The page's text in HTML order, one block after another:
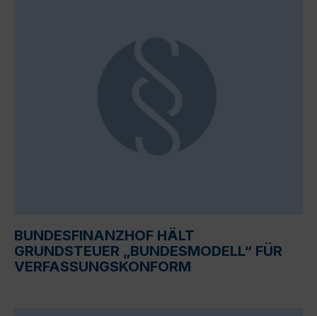
BUNDESFINANZHOF HÄLT
GRUNDSTEUER „BUNDESMODELL“ FÜR
VERFASSUNGSKONFORM